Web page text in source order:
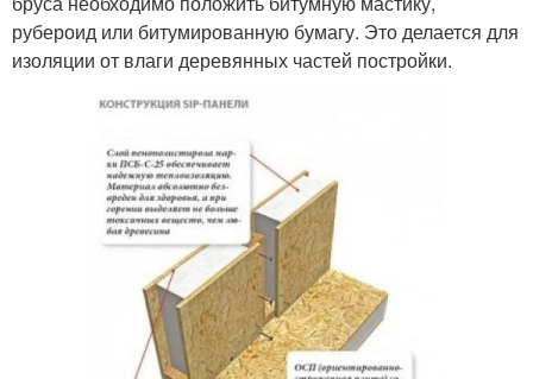
рубероид или битумированную бумагу. Это делается для
изоляции от влаги деревянных частей постройки.